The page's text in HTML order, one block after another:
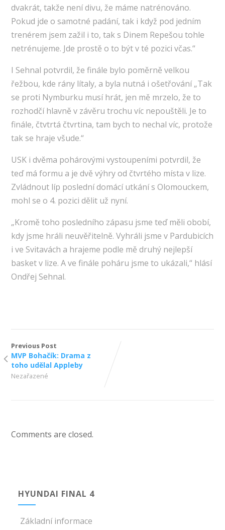
dvakrát, takže není divu, že máme natrénováno.
Pokud jde o samotné padání, tak i když pod jedním
trenérem jsem zažil i to, tak s Dinem Repešou tohle
netrénujeme. Jde prostě o to být v té pozici včas.“
I Sehnal potvrdil, že finále bylo poměrně velkou
řežbou, kde rány lítaly, a byla nutná i ošetřování „Tak
se proti Nymburku musí hrát, jen mě mrzelo, že to
rozhodčí hlavně v závěru trochu víc nepouštěli. Je to
finále, čtvtrtá čtvrtina, tam bych to nechal víc, protože
tak se hraje všude.“
USK i dvěma pohárovými vystoupeními potvrdil, že
teď má formu a je dvě výhry od čtvrtého místa v lize.
Zvládnout líp poslední domácí utkání s Olomouckem,
mohl se o 4. pozici dělit už nyní.
„Kromě toho posledního zápasu jsme teď měli obobí,
kdy jsme hráli neuvěřitelně. Vyhráli jsme v Pardubicích
i ve Svitavách a hrajeme podle mě druhý nejlepší
basket v lize. A ve finále poháru jsme to ukázali,“ hlásí
Ondřej Sehnal.
Previous Post
MVP Bohačík: Drama z
toho udělal Appleby
Nezařazené
Comments are closed.
HYUNDAI FINAL 4
Základní informace